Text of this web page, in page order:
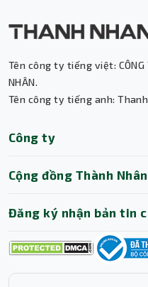
Tên công ty tiếng việt: CÔNG
NHÂN.
Tên công ty tiếng anh: Thanh
Công ty
Cộng đồng Thành Nhân
Đăng ký nhận bản tin